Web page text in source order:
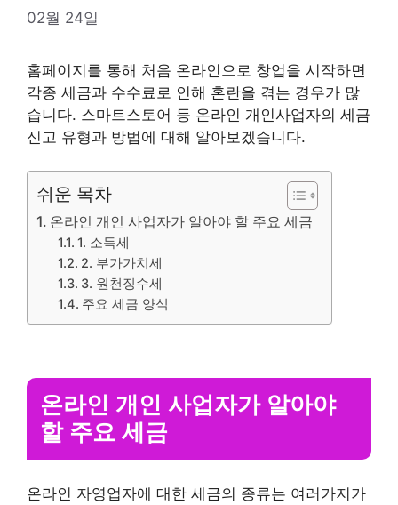
02월 24일
홈페이지를 통해 처음 온라인으로 창업을 시작하면
각종 세금과 수수료로 인해 혼란을 겪는 경우가 많
습니다. 스마트스토어 등 온라인 개인사업자의 세금
신고 유형과 방법에 대해 알아보겠습니다.
쉬운 목차
온라인 개인 사업자가 알아야 할 주요 세금
1. 소득세
2. 부가가치세
3. 원천징수세
주요 세금 양식
온라인 개인 사업자가 알아야
할 주요 세금
온라인 자영업자에 대한 세금의 종류는 여러가지가